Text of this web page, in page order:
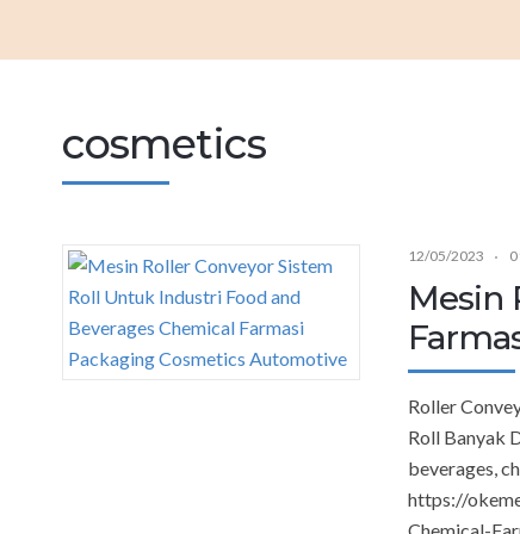
cosmetics
12/05/2023
Mesin
Roller
Roll Banyak
beverages,
https://